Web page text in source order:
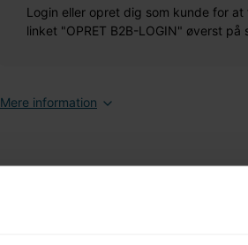
Login eller opret dig som kunde for
linket "OPRET B2B-LOGIN" øverst
Mere information